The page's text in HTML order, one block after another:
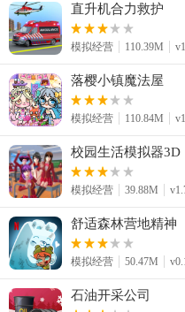
直升机合力救护
模拟经营 110.39M
落樱小镇魔法屋
模拟经营 110.84M
校园生活模拟器3D
模拟经营 39.88M
舒适森林营地精神
模拟经营 50.47M
石油开采公司